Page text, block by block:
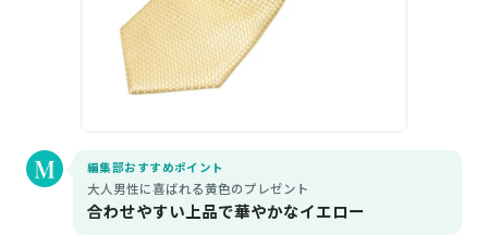
編集部おすすめポイント
大人男性に喜ばれる黄色のプレゼント
合わせやすい上品で華やかなイエロー